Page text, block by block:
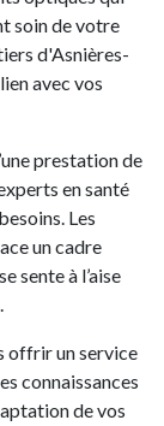
soin de votre
d'Asnières-
avec vos
prestation de
en santé
Les
un cadre
sente à l’aise
offrir un service
connaissances
de vos